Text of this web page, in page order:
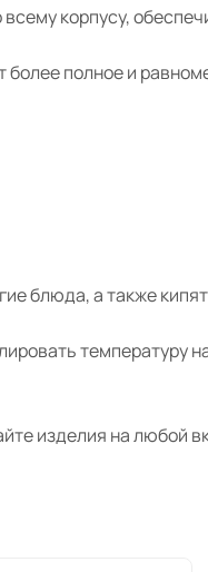
корпусу,
полное и
блюда, а также
температуру
изделия на любой